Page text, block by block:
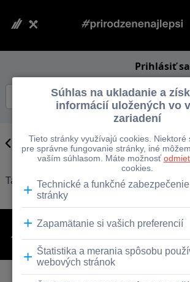
Prihlásiť sa
Späť na hľadanie
Táto úloha nie je k dispozícii.